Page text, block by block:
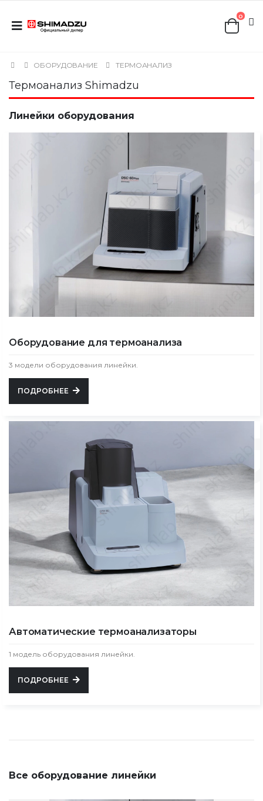
0
ОБОРУДОВАНИЕ ТЕРМОАНАЛИЗ
Термоанализ Shimadzu
Линейки оборудования
Оборудование для термоанализа
3 модели оборудования линейки.
ПОДРОБНЕЕ
Автоматические термоанализаторы
1 модель оборудования линейки.
ПОДРОБНЕЕ
Все оборудование линейки